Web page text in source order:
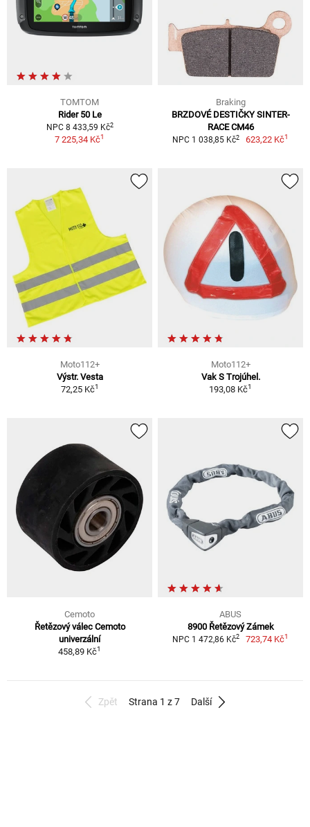
TOMTOM
Rider 50 Le
NPC 8 433,59 Kč2
7 225,34 Kč1
Braking
BRZDOVÉ DESTIČKY SINTER-
RACE CM46
NPC 1 038,85 Kč2 623,22 Kč1
Moto112+
Výstr. Vesta
72,25 Kč1
Moto112+
Vak S Trojúhel.
193,08 Kč1
Cemoto
Řetězový válec Cemoto
univerzální
458,89 Kč1
ABUS
8900 Řetězový Zámek
NPC 1 472,86 Kč2 723,74 Kč1
Zpět Strana 1 z 7 Další